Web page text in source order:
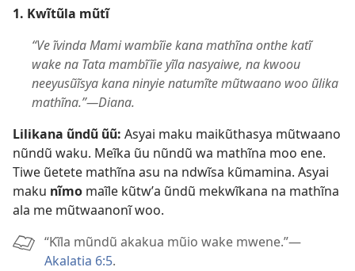
1. Kwĩtũla mũtĩ
“Ve ĩvinda Mami wambĩie kana mathĩna onthe katĩ
wake na Tata mambĩĩie yĩla nasyaiwe, na kwoou
neeyusũĩsya kana ninyie natumĩte mũtwaano woo ũlika
mathĩna.”—Diana.
Lilikana ũndũ ũũ: Asyai maku maikũthasya mũtwaano
nũndũ waku. Meĩka ũu nũndũ wa mathĩna moo ene.
Tiwe ũetete mathĩna asu na ndwĩsa kũmamina. Asyai
maku nĩmo maĩle kũtwʼa ũndũ mekwĩkana na mathĩna
ala me mũtwaanonĩ woo.
“Kĩla mũndũ akakua mũio wake mwene.”—
Akalatia 6:5.